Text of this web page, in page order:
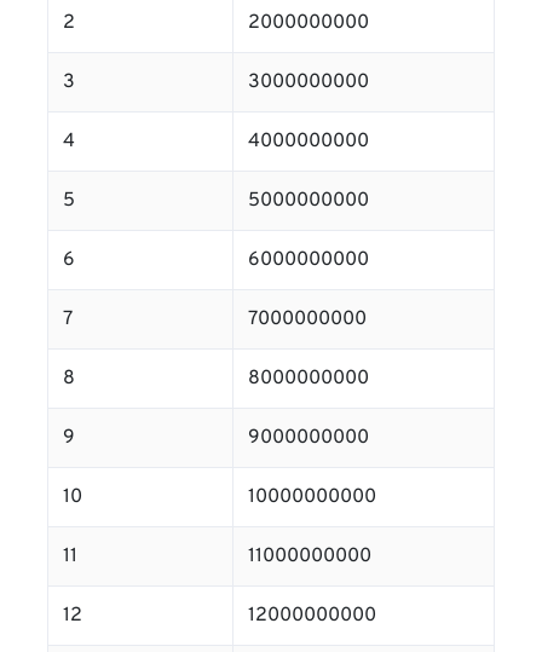
2 2000000000
3 3000000000
4 4000000000
5 5000000000
6 6000000000
7 7000000000
8 8000000000
9 9000000000
10 10000000000
11 11000000000
12 12000000000